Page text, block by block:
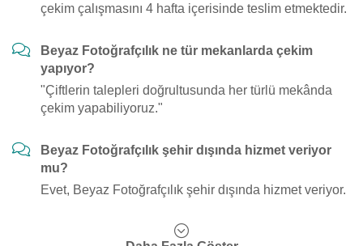
çekim çalışmasını 4 hafta içerisinde teslim etmektedir.
Beyaz Fotoğrafçılık ne tür mekanlarda çekim
yapıyor?
"Çiftlerin talepleri doğrultusunda her türlü mekânda
çekim yapabiliyoruz."
Beyaz Fotoğrafçılık şehir dışında hizmet veriyor
mu?
Evet, Beyaz Fotoğrafçılık şehir dışında hizmet veriyor.